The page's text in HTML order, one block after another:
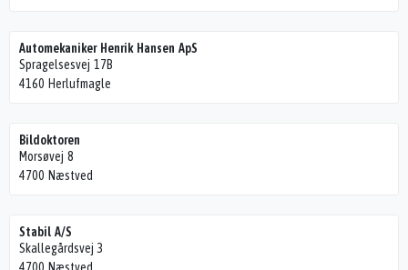
Automekaniker Henrik Hansen ApS
Spragelsesvej 17B
4160 Herlufmagle
Bildoktoren
Morsøvej 8
4700 Næstved
Stabil A/S
Skallegårdsvej 3